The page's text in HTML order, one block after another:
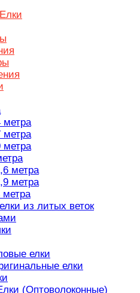
метра
метра
метра
метра
метра
метра
из литых веток
елки
елки
(Оптоволоконные)